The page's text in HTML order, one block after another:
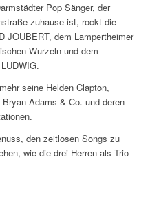
Pop Sänger, der
zuhause ist, rockt die
JOUBERT, dem Lampertheimer
Wurzeln und dem
seine Helden Clapton,
Adams & Co. und deren
den zeitlosen Songs zu
wie die drei Herren als Trio